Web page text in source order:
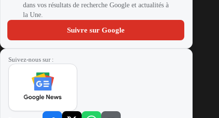
dans vos résultats de recherche Google et actualités à
la Une.
Suivre sur Google
Suivez-nous sur :